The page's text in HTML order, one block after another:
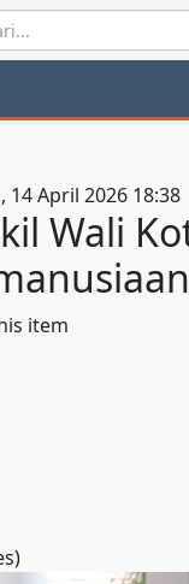
14 April 2026 18:38
Wali
item